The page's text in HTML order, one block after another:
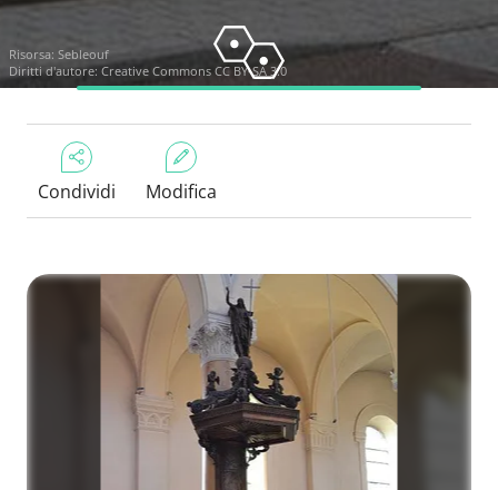
Risorsa: Sebleouf
Diritti d'autore: Creative Commons CC BY-SA 3.0
Condividi Modifica